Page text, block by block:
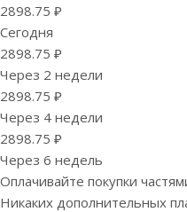
2898.75 ₽
Сегодня
2898.75 ₽
Через 2 недели
2898.75 ₽
Через 4 недели
2898.75 ₽
Через 6 недель
Оплачивайте покупки
Никаких дополнительных